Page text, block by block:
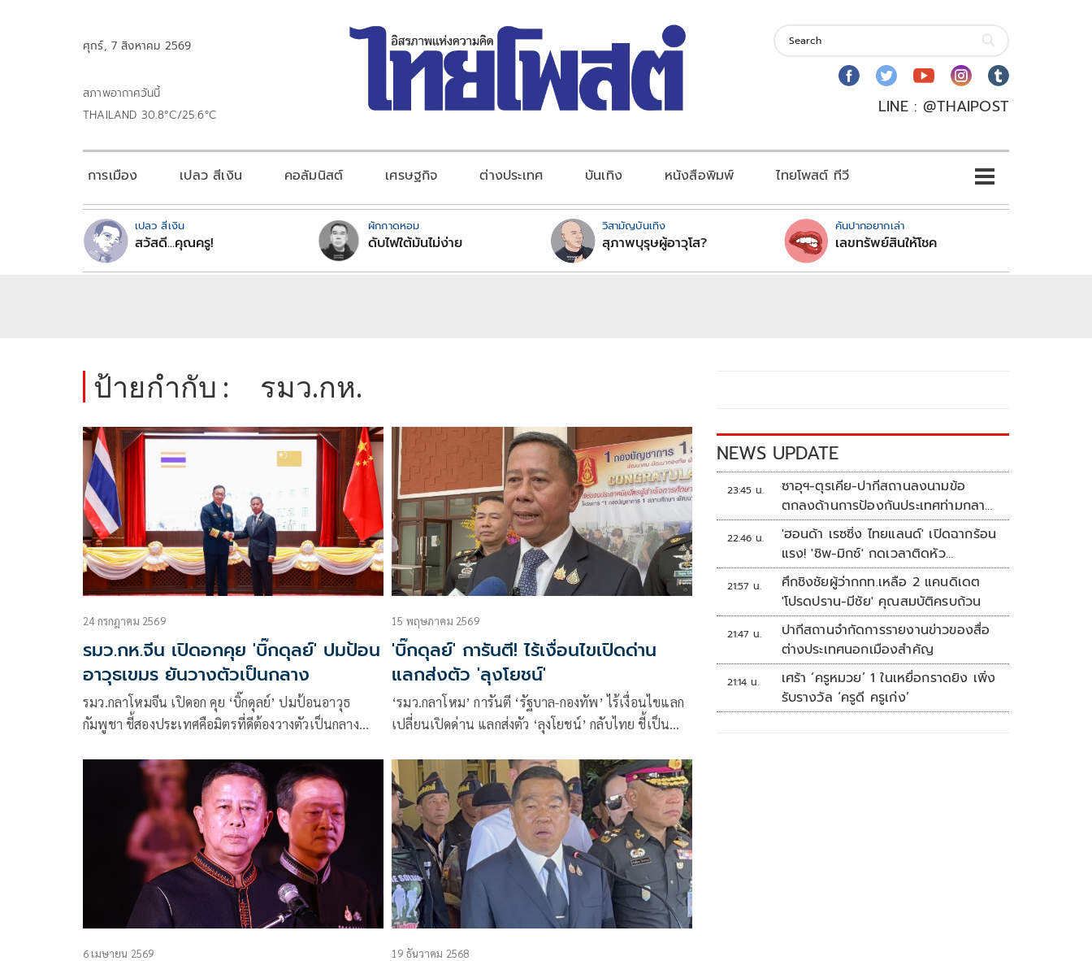
ศุกร์, 7 สิงหาคม 2569
สภาพอากาศวันนี้
THAILAND 30.8°C/25.6°C
LINE : @THAIPOST
การเมือง เปลว สีเงิน คอลัมนิสต์ เศรษฐกิจ ต่างประเทศ บันเทิง หนังสือพิมพ์ ไทยโพสต์ ทีวี
เปลว สีเงิน
สวัสดี...คุณครู!
ผักกาดหอม
ดับไฟใต้มันไม่ง่าย
วิสามัญบันเทิง
สุภาพบุรุษผู้อาวุโส?
คันปากอยากเล่า
เลขทรัพย์สินให้โชค
ป้ายกำกับ : รมว.กห.
24 กรกฎาคม 2569
รมว.กห.จีน เปิดอกคุย 'บิ๊กดุลย์' ปมป้อน
อาวุธเขมร ยันวางตัวเป็นกลาง
รมว.กลาโหมจีน เปิดอก คุย ‘บิ๊กดุลย์’ ปมป้อนอาวุธ
กัมพูชา ชี้สองประเทศคือมิตรที่ดีต้องวางตัวเป็นกลาง
15 พฤษภาคม 2569
'บิ๊กดุลย์' การันตี! ไร้เงื่อนไขเปิดด่าน
แลกส่งตัว 'ลุงโยชน์'
‘รมว.กลาโหม’ การันตี ‘รัฐบาล-กองทัพ’ ไร้เงื่อนไขแลก
เปลี่ยนเปิดด่าน แลกส่งตัว ‘ลุงโยชน์’ กลับไทย ชี้เป็น
หากบรรยากาศดี การเจรจาทวิภาคีทุกระดับคืบหน้า
6 เมษายน 2569 19 ธันวาคม 2568
NEWS UPDATE
23:45 น.
ซาอุฯ-ตุรเคีย-ปากีสถานลงนามข้อ
ตกลงด้านการป้องกันประเทศท่ามกลาง
สงครามในภูมิภาค
22:46 น.
'ฮอนด้า เรซซิ่ง ไทยแลนด์' เปิดฉากร้อน
แรง! 'ชิพ-มิกซ์' กดเวลาติดหัว
แถว ARRC สนาม 4 ที่มัลดาลิกา
21:57 น.
ศึกชิงชัยผู้ว่ากกท.เหลือ 2 แคนดิเดต
'โปรดปราน-มีชัย' คุณสมบัติครบถ้วน
21:47 น.
ปากีสถานจำกัดการรายงานข่าวของสื่อ
ต่างประเทศนอกเมืองสำคัญ
21:14 น.
เศร้า ‘ครูหมวย’ 1 ในเหยื่อกราดยิง เพิ่ง
รับรางวัล ‘ครูดี ครูเก่ง’